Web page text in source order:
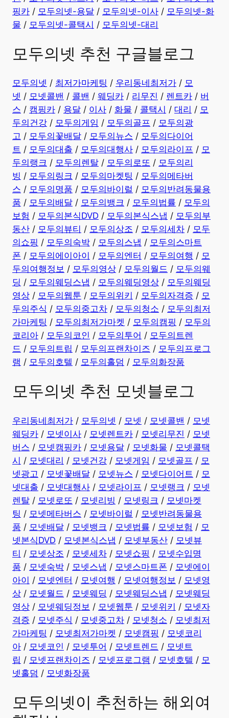
핑카 / 모두의넷-용달 / 모두의넷-이사 / 모두의넷-화
물 / 모두의넷-콜택시 / 모두의넷-대리
모두의넷 추천 구글블로그
모두의넷 / 최저가마케팅 / 우리동네최저가 / 모
넷 / 모넷콜밴 / 콜밴 / 웨딩카 / 리무진 / 렌트카 / 버
스 / 캠핑카 / 용달 / 이사 / 화물 / 콜택시 / 대리 / 모
두의건강 / 모두의게임 / 모두의골프 / 모두의광
고 / 모두의꽃배달 / 모두의뉴스 / 모두의다이어
트 / 모두의대출 / 모두의대행사 / 모두의라이프 / 모
두의랭크 / 모두의렌탈 / 모두의로또 / 모두의리
빙 / 모두의링크 / 모두의마켓팅 / 모두의메타버
스 / 모두의명품 / 모두의바이럴 / 모두의반려동물용
품 / 모두의배달 / 모두의뱅크 / 모두의법률 / 모두의
보험 / 모두의본식DVD / 모두의본식스냅 / 모두의부
동산 / 모두의뷰티 / 모두의상조 / 모두의세차 / 모두
의쇼핑 / 모두의숙박 / 모두의스냅 / 모두의스마트
폰 / 모두의에이아이 / 모두의엔터 / 모두의여행 / 모
두의여행정보 / 모두의영상 / 모두의월드 / 모두의웨
딩 / 모두의웨딩스냅 / 모두의웨딩영상 / 모두의웨딩
영상 / 모두의웹툰 / 모두의위키 / 모두의자격증 / 모
두의주식 / 모두의중고차 / 모두의청소 / 모두의최저
가마케팅 / 모두의최저가마켓 / 모두의캠핑 / 모두의
코리아 / 모두의코인 / 모두의투어 / 모두의트렌
드 / 모두의트립 / 모두의프랜차이즈 / 모두의프로그
램 / 모두의호텔 / 모두의홀덤 / 모두의화장품
모두의넷 추천 모넷블로그
우리동네최저가 / 모두의넷 / 모넷 / 모넷콜밴 / 모넷
웨딩카 / 모넷이사 / 모넷렌트카 / 모넷리무진 / 모넷
버스 / 모넷캠핑카 / 모넷용달 / 모넷화물 / 모넷콜택
시 / 모넷대리 / 모넷건강 / 모넷게임 / 모넷골프 / 모
넷광고 / 모넷꽃배달 / 모넷뉴스 / 모넷다이어트 / 모
넷대출 / 모넷대행사 / 모넷라이프 / 모넷랭크 / 모넷
렌탈 / 모넷로또 / 모넷리빙 / 모넷링크 / 모넷마켓
팅 / 모넷메타버스 / 모넷바이럴 / 모넷반려동물용
품 / 모넷배달 / 모넷뱅크 / 모넷법률 / 모넷보험 / 모
넷본식DVD / 모넷본식스냅 / 모넷부동산 / 모넷뷰
티 / 모넷상조 / 모넷세차 / 모넷쇼핑 / 모넷수입명
품 / 모넷숙박 / 모넷스냅 / 모넷스마트폰 / 모넷에이
아이 / 모넷엔터 / 모넷여행 / 모넷여행정보 / 모넷영
상 / 모넷월드 / 모넷웨딩 / 모넷웨딩스냅 / 모넷웨딩
영상 / 모넷웨딩정보 / 모넷웹툰 / 모넷위키 / 모넷자
격증 / 모넷주식 / 모넷중고차 / 모넷청소 / 모넷최저
가마케팅 / 모넷최저가마켓 / 모넷캠핑 / 모넷코리
아 / 모넷코인 / 모넷투어 / 모넷트렌드 / 모넷트
립 / 모넷프랜차이즈 / 모넷프로그램 / 모넷호텔 / 모
넷홀덤 / 모넷화장품
모두의넷이 추천하는 해외여